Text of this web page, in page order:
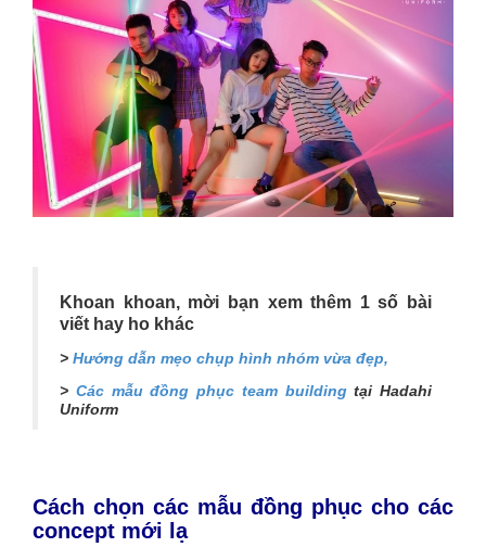
Khoan khoan, mời bạn xem thêm 1 số bài
viết hay ho khác
> Hướng dẫn mẹo chụp hình nhóm vừa đẹp,
> Các mẫu đồng phục team buildingtại Hadahi
Uniform
Cách chọn các mẫu đồng phục cho các
concept mới lạ